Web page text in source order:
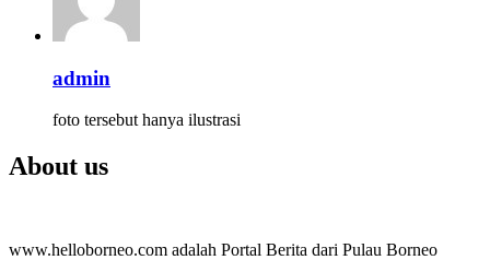
admin
foto tersebut hanya ilustrasi
About us
www.helloborneo.com adalah Portal Berita dari Pulau Borneo